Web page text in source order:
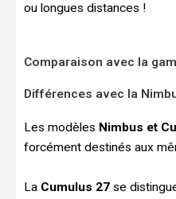
ou longues distances !
Comparaison avec la
Différences avec la
Les modèles Nimbus et
forcément destinés aux
La Cumulus 27 se